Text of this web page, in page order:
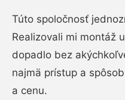
Túto spoločnosť
Realizovali mi montáž
dopadlo bez
najmä prístup a
a cenu.